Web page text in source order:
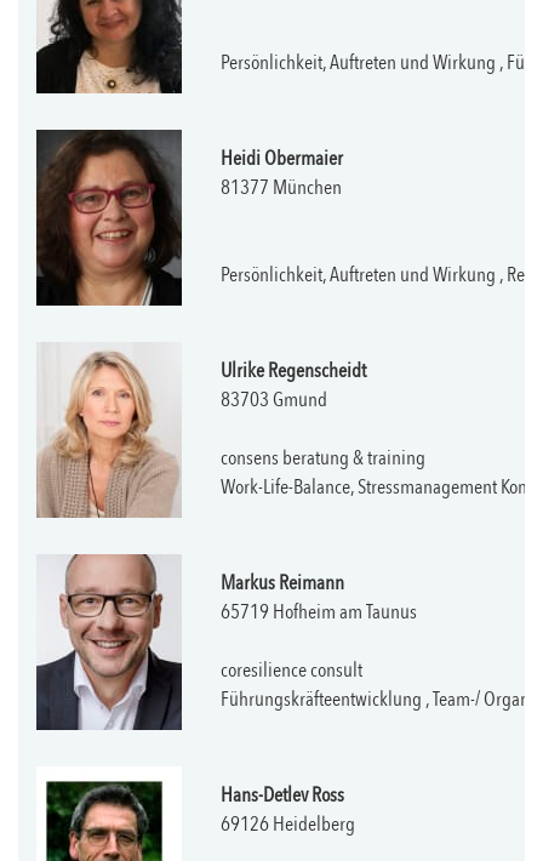
Persönlichkeit, Auftreten und Wirkung ,
Heidi Obermaier
81377 München
Persönlichkeit, Auftreten und Wirkung ,
Ulrike Regenscheidt
83703 Gmund
consens beratung & training
Work-Life-Balance, Stressmanagement
Markus Reimann
65719 Hofheim am Taunus
coresilience consult
Führungskräfteentwicklung , Team-/
Hans-Detlev Ross
69126 Heidelberg